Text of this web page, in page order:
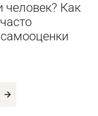
человек? Как